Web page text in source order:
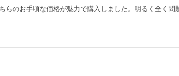
らのお手頃な価格が魅力で購入しました。明るく全く問